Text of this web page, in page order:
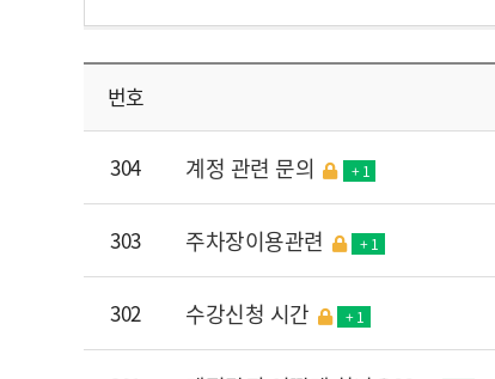
번호
304 계정 관련 문의 + 1
303 주차장이용관련 + 1
302 수강신청 시간 + 1